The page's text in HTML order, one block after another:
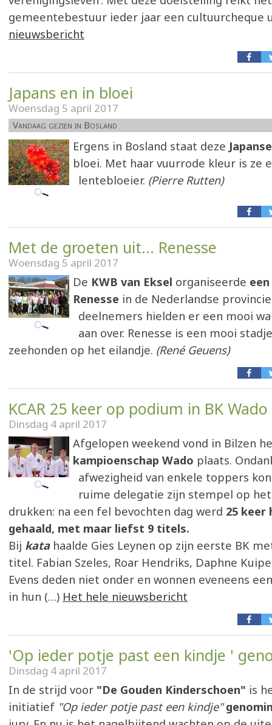
gemeentebestuur ieder jaar een cultuurcheque
nieuwsbericht
Japans en in bloei
Woensdag 5 april 2017
Vandaag gezien in Bosland
Ergens in Bosland staat deze
bloei. Met haar vuurrode kleur is ze
lentebloeier. (Pierre Rutten)
Met de groeten uit... Renesse
Woensdag 5 april 2017
De KWB van Eksel organiseerde
Renesse in de Nederlandse
deelnemers hielden er een mooi
aan over. Renesse is een mooi
zeehonden op het eilandje. (René Geuens)
KCAR 25 keer op podium in BK Wado
Dinsdag 4 april 2017
Afgelopen weekend vond in Bilzen
kampioenschap Wado plaats.
afwezigheid van enkele toppers
ruime delegatie zijn stempel op
drukken: na een fel bevochten dag werd 25 keer
gehaald, met maar liefst 9 titels.
Bij kata haalde Gies Leynen op zijn eerste BK
titel. Fabian Szeles, Roar Hendriks, Daphne
Evens deden niet onder en wonnen eveneens
in hun (…) Het hele nieuwsbericht
'Op ieder potje past een kindje '
Dinsdag 4 april 2017
In de strijd voor "De Gouden Kinderschoen" is
initiatief "Op ieder potje past een kindje"